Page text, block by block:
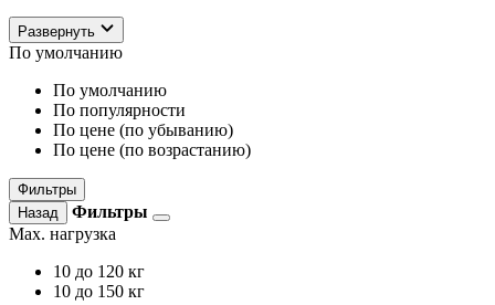
Развернуть
По умолчанию
По умолчанию
По популярности
По цене (по убыванию)
По цене (по возрастанию)
Фильтры
Назад
Фильтры
Max. нагрузка
10 до 120 кг
10 до 150 кг